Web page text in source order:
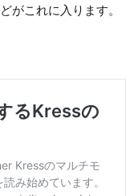
がこれに入ります。